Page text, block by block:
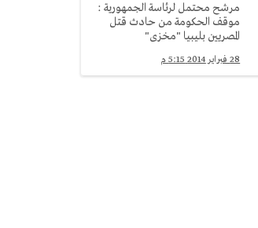
مرشح محتمل لرئاسة الجمهورية :
موقف الحكومة من حادث قتل
المصريين بليبيا "مخزى"
28 فبراير 2014 5:15 م